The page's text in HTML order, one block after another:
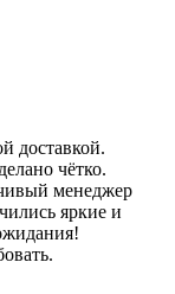
доставкой.
чётко.
менеджер
яркие и